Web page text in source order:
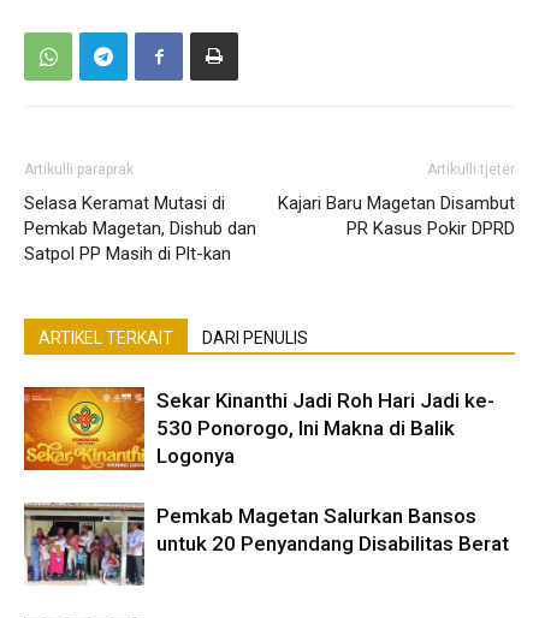
Artikulli paraprak
Selasa Keramat Mutasi di
Pemkab Magetan, Dishub dan
Satpol PP Masih di Plt-kan
Artikulli tjetër
Kajari Baru Magetan Disambut
PR Kasus Pokir DPRD
ARTIKEL TERKAIT DARI PENULIS
Sekar Kinanthi Jadi Roh Hari Jadi ke-
530 Ponorogo, Ini Makna di Balik
Logonya
Pemkab Magetan Salurkan Bansos
untuk 20 Penyandang Disabilitas Berat